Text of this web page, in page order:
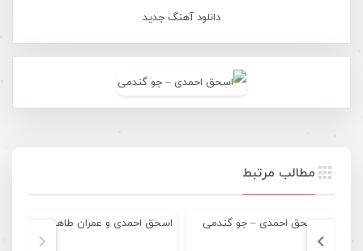
دانلود آهنگ جدید
مطالب مرتبط
اسحق احمدی – جو گندمی